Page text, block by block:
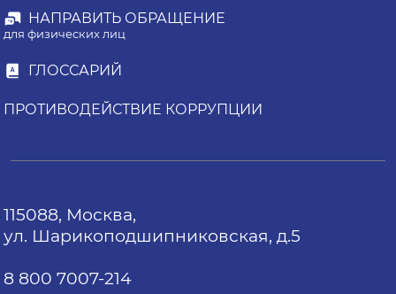
НАПРАВИТЬ ОБРАЩЕНИЕ
для физических лиц
ГЛОССАРИЙ
ПРОТИВОДЕЙСТВИЕ КОРРУПЦИИ
115088, Москва,
ул. Шарикоподшипниковская, д.5
8 800 7007-214